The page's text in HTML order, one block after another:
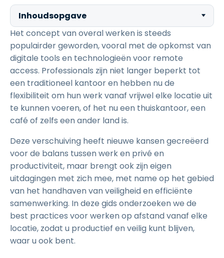
Inhoudsopgave
Het concept van overal werken is steeds
populairder geworden, vooral met de opkomst van
digitale tools en technologieën voor remote
access. Professionals zijn niet langer beperkt tot
een traditioneel kantoor en hebben nu de
flexibiliteit om hun werk vanaf vrijwel elke locatie uit
te kunnen voeren, of het nu een thuiskantoor, een
café of zelfs een ander land is.
Deze verschuiving heeft nieuwe kansen gecreëerd
voor de balans tussen werk en privé en
productiviteit, maar brengt ook zijn eigen
uitdagingen met zich mee, met name op het gebied
van het handhaven van veiligheid en efficiënte
samenwerking. In deze gids onderzoeken we de
best practices voor werken op afstand vanaf elke
locatie, zodat u productief en veilig kunt blijven,
waar u ook bent.